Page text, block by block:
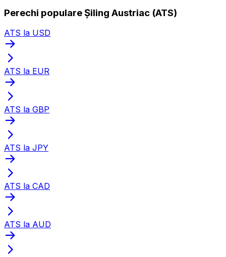
Perechi populare Șiling Austriac (ATS)
ATS la USD
ATS la EUR
ATS la GBP
ATS la JPY
ATS la CAD
ATS la AUD